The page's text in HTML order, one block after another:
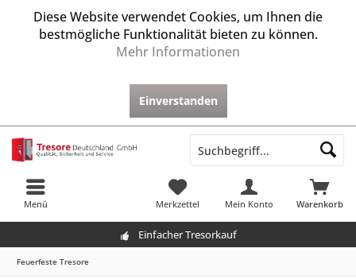
Diese Website verwendet Cookies, um Ihnen die
bestmögliche Funktionalität bieten zu können.
Mehr Informationen
Einverstanden
Menü Warenkorb
Merkzettel Mein Konto
Einfacher Tresorkauf
Feuerfeste Tresore